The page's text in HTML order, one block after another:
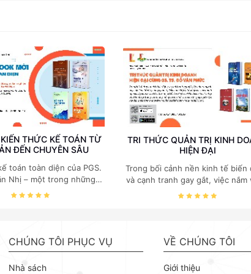
THỨC KẾ TOÁN TỪ
ĐẾN CHUYÊN SÂU
toán toàn diện của PGS.
Nhị – một trong những
gia hàng đầu, giàu kinh
TRI THỨC QUẢN TRỊ KINH
HIỆN ĐẠI
Trong bối cảnh nền kinh tế biến
và cạnh tranh gay gắt, việc nắm
các quy luật kinh tế và kỹ năng
khoa Hà Nội phát hành tập trung
những mảng cốt lõi nhất của
CHÚNG TÔI PHỤC VỤ
Nhà sách
VỀ CHÚNG TÔI
Giới thiệu